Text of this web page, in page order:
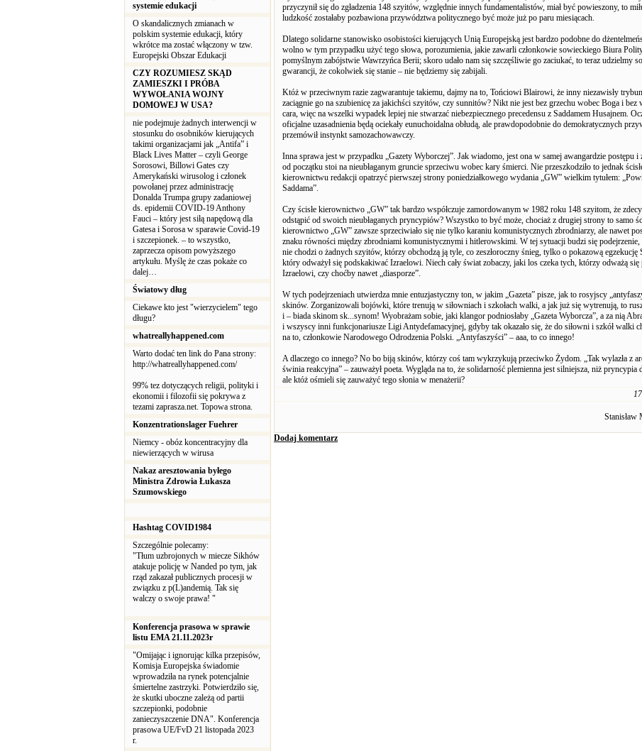
systemie edukacji
O skandalicznych zmianach w
polskim systemie edukacji, który
wkrótce ma zostać włączony w tzw.
Europejski Obszar Edukacji
CZY ROZUMIESZ SKĄD
ZAMIESZKI I PRÓBA
WYWOŁANIA WOJNY
DOMOWEJ W USA?
nie podejmuje żadnych interwencji w
stosunku do osobników kierujących
takimi organizacjami jak „Antifa” i
Black Lives Matter – czyli George
Sorosowi, Billowi Gates czy
Amerykański wirusolog i członek
powołanej przez administrację
Donalda Trumpa grupy zadaniowej
ds. epidemii COVID-19 Anthony
Fauci – który jest siłą napędową dla
Gatesa i Sorosa w sparawie Covid-19
i szczepionek. – to wszystko,
zaprzecza opisom powyższego
artykułu. Myślę że czas pokaże co
dalej…
Światowy dług
Ciekawe kto jest "wierzycielem" tego
długu?
whatreallyhappened.com
Warto dodać ten link do Pana strony:
http://whatreallyhappened.com/
99% tez dotyczących religii, polityki i
ekonomii i filozofii się pokrywa z
tezami zaprasza.net. Topowa strona.
Konzentrationslager Fuehrer
Niemcy - obóz koncentracyjny dla
niewierzących w wirusa
Nakaz aresztowania byłego
Ministra Zdrowia Łukasza
Szumowskiego
Hashtag COVID1984
Szczególnie polecamy:
"Tłum uzbrojonych w miecze Sikhów
atakuje policję w Nanded po tym, jak
rząd zakazał publicznych procesji w
związku z p(L)andemią. Tak się
walczy o swoje prawa! "
Konferencja prasowa w sprawie
listu EMA 21.11.2023r
"Omijając i ignorując kilka przepisów,
Komisja Europejska świadomie
wprowadziła na rynek potencjalnie
śmiertelne zastrzyki. Potwierdziło się,
że skutki uboczne zależą od partii
szczepionki, podobnie
zanieczyszczenie DNA". Konferencja
prasowa UE/FvD 21 listopada 2023
r.
przyczynił się do zgładzenia 148 szyitów, względnie innych fundamentalistów, miał być powieszony, to
ludzkość zostałaby pozbawiona przywództwa politycznego być może już po paru miesiącach.
Dlatego solidarne stanowisko osobistości kierujących Unią Europejską jest bardzo podobne do
wolno w tym przypadku użyć tego słowa, porozumienia, jakie zawarli członkowie sowieckiego Biura
pomyślnym zabójstwie Wawrzyńca Berii; skoro udało nam się szczęśliwie go zaciukać, to teraz udzielmy
gwarancji, że cokolwiek się stanie – nie będziemy się zabijali.
Któż w przeciwnym razie zagwarantuje takiemu, dajmy na to, Tońciowi Blairowi, że inny niezawisły
zaciągnie go na szubienicę za jakichści szyitów, czy sunnitów? Nikt nie jest bez grzechu wobec Boga i bez
cara, więc na wszelki wypadek lepiej nie stwarzać niebezpiecznego precedensu z Saddamem Husajnem.
oficjalne uzasadnienia będą ociekały eunuchoidalna obłudą, ale prawdopodobnie do demokratycznych
przemówił instynkt samozachowawczy.
Inna sprawa jest w przypadku „Gazety Wyborczej”. Jak wiadomo, jest ona w samej awangardzie postępu i
od początku stoi na nieubłaganym gruncie sprzeciwu wobec kary śmierci. Nie przeszkodziło to jednak
kierownictwu redakcji opatrzyć pierwszej strony poniedziałkowego wydania „GW” wielkim tytułem:
Saddama”.
Czy ścisłe kierownictwo „GW” tak bardzo współczuje zamordowanym w 1982 roku 148 szyitom, że
odstąpić od swoich nieubłaganych pryncypiów? Wszystko to być może, chociaż z drugiej strony to samo
kierownictwo „GW” zawsze sprzeciwiało się nie tylko karaniu komunistycznych zbrodniarzy, ale nawet
znaku równości między zbrodniami komunistycznymi i hitlerowskimi. W tej sytuacji budzi się podejrzenie,
nie chodzi o żadnych szyitów, którzy obchodzą ją tyle, co zeszłoroczny śnieg, tylko o pokazową egzekucję
który odważył się podskakiwać Izraelowi. Niech cały świat zobaczy, jaki los czeka tych, którzy odważą
Izraelowi, czy choćby nawet „diasporze”.
W tych podejrzeniach utwierdza mnie entuzjastyczny ton, w jakim „Gazeta” pisze, jak to rosyjscy
skinów. Zorganizowali bojówki, które trenują w siłowniach i szkołach walki, a jak już się wytrenują, to
i – biada skinom sk...synom! Wyobrażam sobie, jaki klangor podniosłaby „Gazeta Wyborcza”, a za nią
i wszyscy inni funkcjonariusze Ligi Antydefamacyjnej, gdyby tak okazało się, że do siłowni i szkół walki
na to, członkowie Narodowego Odrodzenia Polski. „Antyfaszyści” – aaa, to co innego!
A dlaczego co innego? No bo biją skinów, którzy coś tam wykrzykują przeciwko Żydom. „Tak wylazła z
świnia reakcyjna” – zauważył poeta. Wygląda na to, że solidarność plemienna jest silniejsza, niż pryncypia
ale któż ośmieli się zauważyć tego słonia w menażerii?
Stanisław
Dodaj komentarz